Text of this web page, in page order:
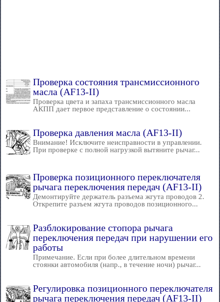
Проверка состояния трансмиссионного
масла (AF13-II)
Проверка цвета и запаха трансмиссионного масла
АКПП дает первое представление о состоянии...
Проверка давления масла (AF13-II)
Внимание! Исключите неисправности в управлении.
При проверке с полной нагрузкой вытяните рычаг...
Проверка позиционного переключателя
рычага переключения передач (AF13-II)
Демонтируйте держатель разъема жгута проводов 2.
Открепите разъем жгута проводов позиционного...
Разблокирование стопора рычага
переключения передач при нарушении его
работы
Примечание. Если при более длительном времени
стоянки автомобиля (напр., в течение ночи) рычаг...
Регулировка позиционного переключателя
рычага переключения передач (AF13-II)